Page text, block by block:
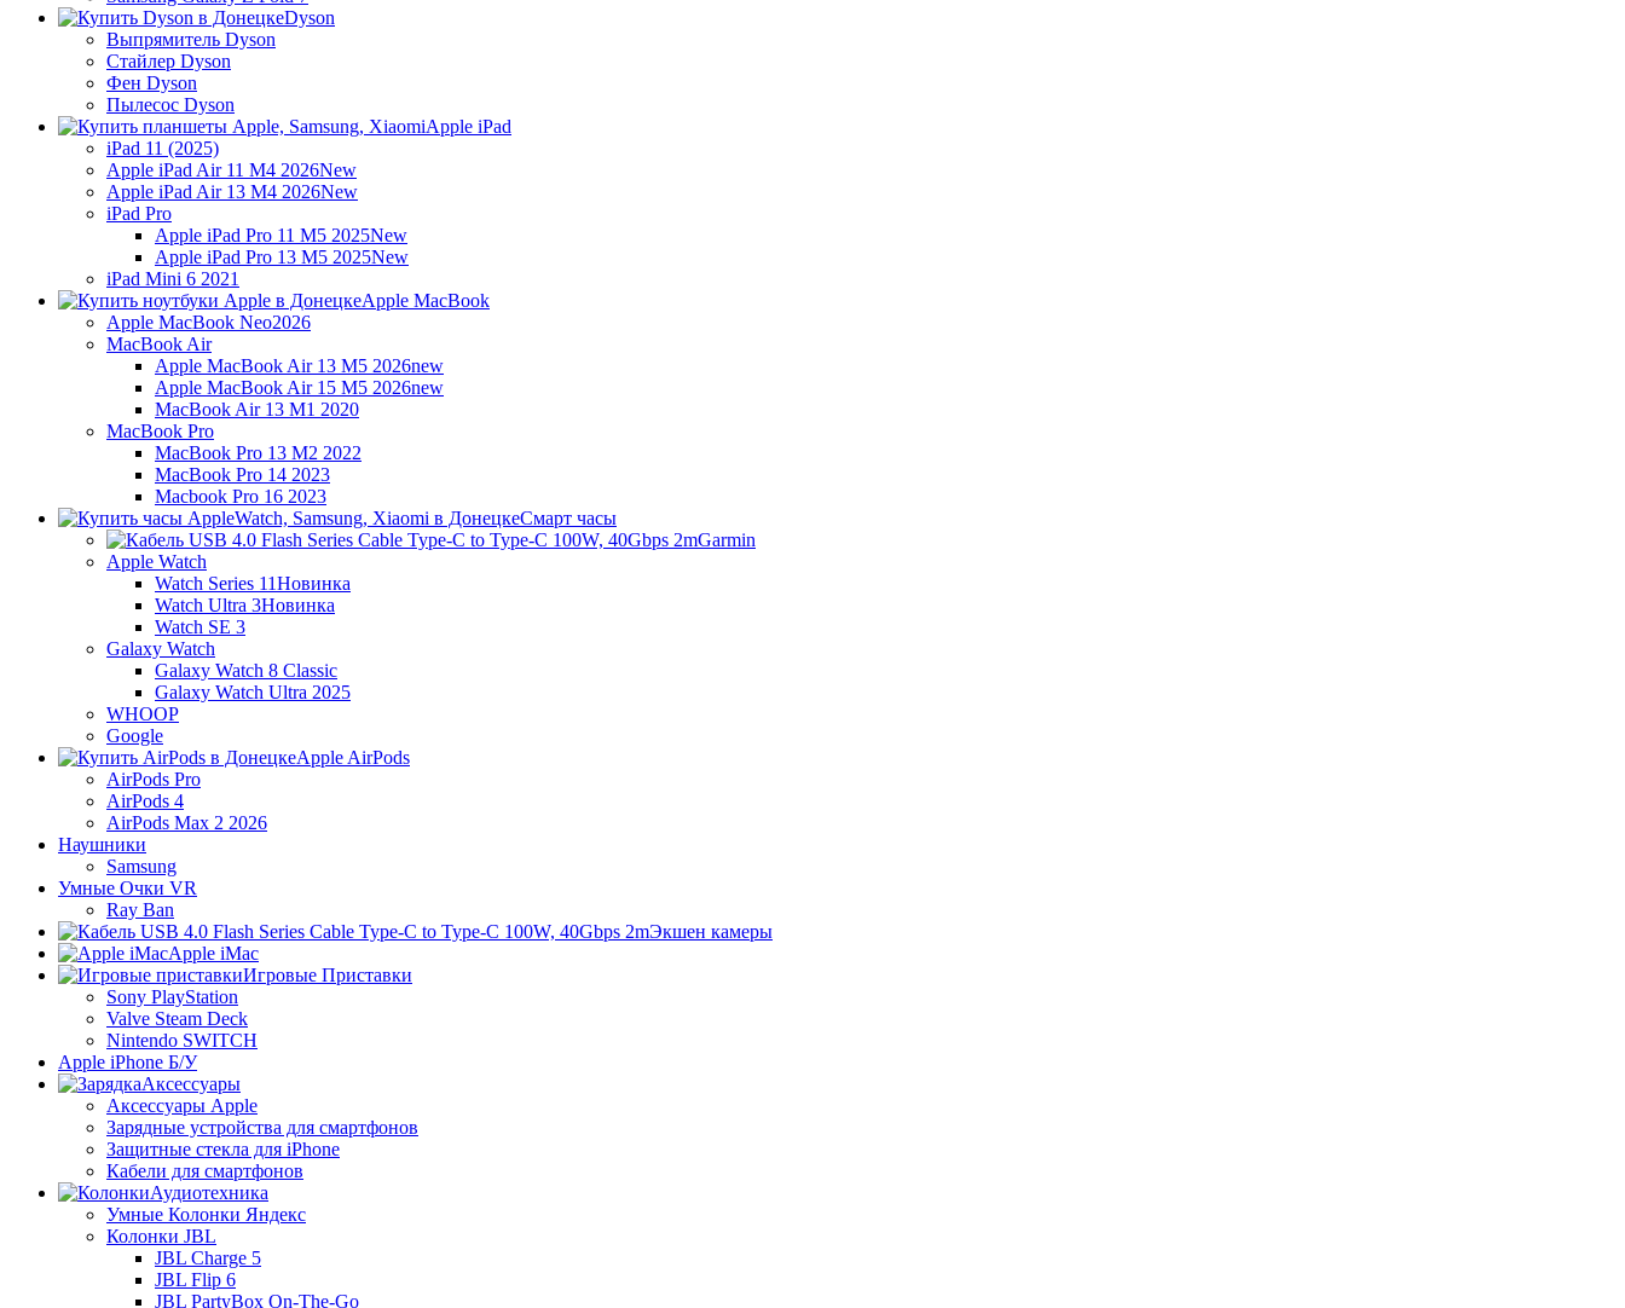
Dyson
Выпрямитель Dyson
Стайлер Dyson
Фен Dyson
Пылесос Dyson
Apple iPad
iPad 11 (2025)
Apple iPad Air 11 M4 2026New
Apple iPad Air 13 M4 2026New
iPad Pro
Apple iPad Pro 11 M5 2025New
Apple iPad Pro 13 M5 2025New
iPad Mini 6 2021
Apple MacBook
Apple MacBook Neo2026
MacBook Air
Apple MacBook Air 13 M5 2026new
Apple MacBook Air 15 M5 2026new
MacBook Air 13 M1 2020
MacBook Pro
MacBook Pro 13 M2 2022
MacBook Pro 14 2023
Macbook Pro 16 2023
Смарт часы
Garmin
Apple Watch
Watch Series 11Новинка
Watch Ultra 3Новинка
Watch SE 3
Galaxy Watch
Galaxy Watch 8 Classic
Galaxy Watch Ultra 2025
WHOOP
Google
Apple AirPods
AirPods Pro
AirPods 4
AirPods Max 2 2026
Наушники
Samsung
Умные Очки VR
Ray Ban
Экшен камеры
Apple iMac
Игровые Приставки
Sony PlayStation
Valve Steam Deck
Nintendo SWITCH
Apple iPhone Б/У
Аксессуары
Аксессуары Apple
Зарядные устройства для смартфонов
Защитные стекла для iPhone
Кабели для смартфонов
Аудиотехника
Умные Колонки Яндекс
Колонки JBL
JBL Charge 5
JBL Flip 6
JBL PartyBox On-The-Go